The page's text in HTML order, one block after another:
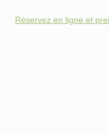
Réservez en ligne et